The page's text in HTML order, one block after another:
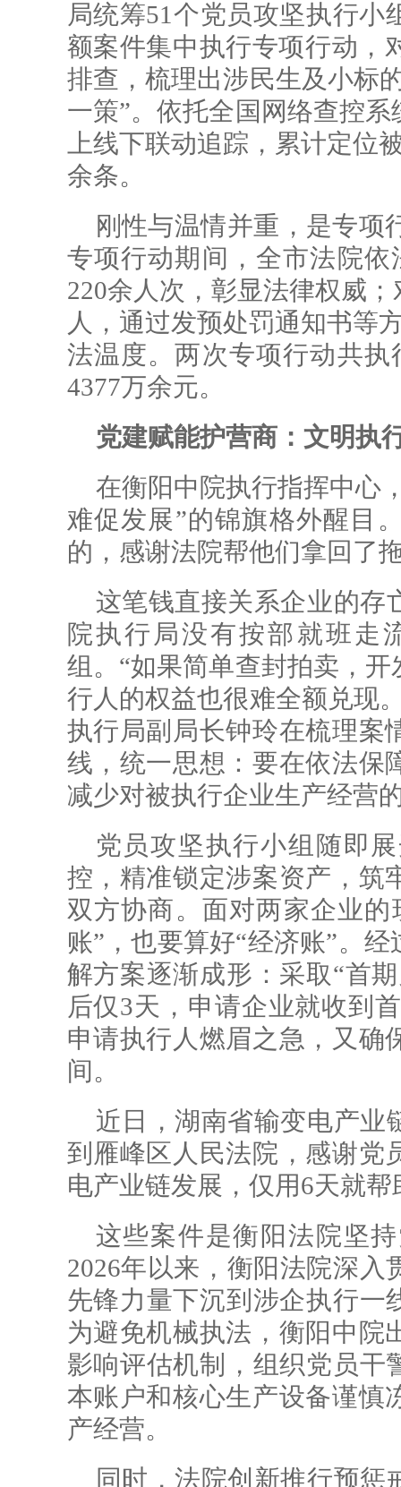
局统筹51个党员攻坚执行
额案件集中执行专项行动，
排查，梳理出涉民生及小标
一策”。依托全国网络查控
上线下联动追踪，累计定位
余条。
刚性与温情并重，是专项
专项行动期间，全市法院
220余人次，彰显法律权威
人，通过发预处罚通知书等
法温度。两次专项行动共
4377万余元。
党建赋能护营商：文明执
在衡阳中院执行指挥中心
难促发展”的锦旗格外醒目
的，感谢法院帮他们拿回了
这笔钱直接关系企业的存
院执行局没有按部就班走
组。“如果简单查封拍卖，
行人的权益也很难全额兑现
执行局副局长钟玲在梳理案
线，统一思想：要在依法保
减少对被执行企业生产经营
党员攻坚执行小组随即
控，精准锁定涉案资产，筑
双方协商。面对两家企业
账”，也要算好“经济账”。
解方案逐渐成形：采取“首
后仅3天，申请企业就收到
申请执行人燃眉之急，又确
间。
近日，湖南省输变电产业
到雁峰区人民法院，感谢党
电产业链发展，仅用6天就
这些案件是衡阳法院坚
2026年以来，衡阳法院深
先锋力量下沉到涉企执行一
为避免机械执法，衡阳中院
影响评估机制，组织党员干
本账户和核心生产设备谨慎
产经营。
同时，法院创新推行预惩